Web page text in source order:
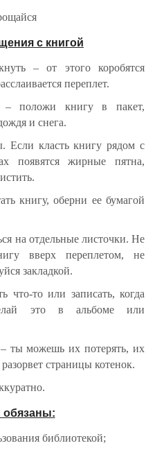
с книгой
– от этого коробятся
переплет.
– положи книгу в пакет,
и снега.
Если класть книгу рядом с
появятся жирные пятна,
книгу, оберни ее бумагой
на отдельные листочки. Не
вверх переплетом, не
закладкой.
что-то или записать, когда
это в альбоме или
ты можешь их потерять, их
страницы котенок.
обязаны:
библиотекой;